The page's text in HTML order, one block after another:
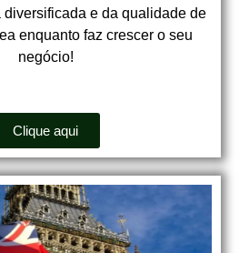
diversificada e da qualidade de
enquanto faz crescer o seu
negócio!
Clique aqui